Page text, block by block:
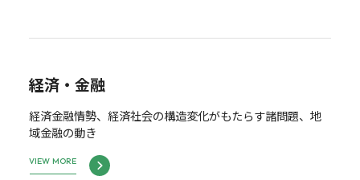
経済・金融
経済金融情勢、経済社会の構造変化がもたらす諸問題、地
域金融の動き
VIEW MORE